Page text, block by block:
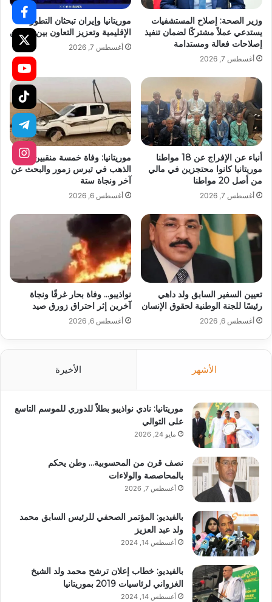
وزير الصحة: إصلاح المستشفيات
يستدعي عملاً مشتركًا لضمان تنفيذ
إصلاحات فعالة ومستدامة
أغسطس 7, 2026
موريتانيا وإيران تبحثان التطورات
الإقليمية وتعزيز التعاون بين البلدين
أغسطس 7, 2026
أنباء عن الإفراج عن 18 مواطنا
موريتانيا كانوا محتجزين في مالي
من أصل 20 مواطنا
أغسطس 7, 2026
موريتانيا: وفاة خمسة منقبين عن
الذهب في تيرس زمور والبحث عن
آخر ونجاة ستة
أغسطس 6, 2026
تعيين السفير السابق ولد داهي
رئيسًا للجنة الوطنية لحقوق الإنسان
أغسطس 6, 2026
نواذيبو… وفاة بحار غرقًا ونجاة
آخرين إثر احتراق زورق صيد
أغسطس 6, 2026
الأشهر الأخيرة
موريتانيا: نادي نواذيبو بطلاً للدوري للموسم التاسع
على التوالي
مايو 24, 2026
نصف قرن من المحسوبية… وطن يحكم
بالمحاصصة والولاءات
أغسطس 7, 2026
بالفيديو: المؤتمر الصحفي للرئيس السابق محمد
ولد عبد العزيز
أغسطس 14, 2024
بالفيديو: خطاب إعلان ترشح محمد ولد الشيخ
الغزواني لرئاسيات 2019 بموريتانيا
أغسطس 14, 2024